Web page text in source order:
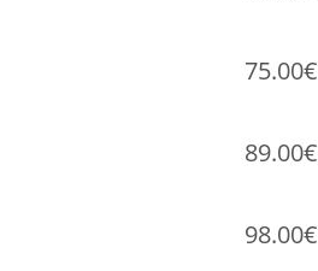
75.00€
89.00€
98.00€